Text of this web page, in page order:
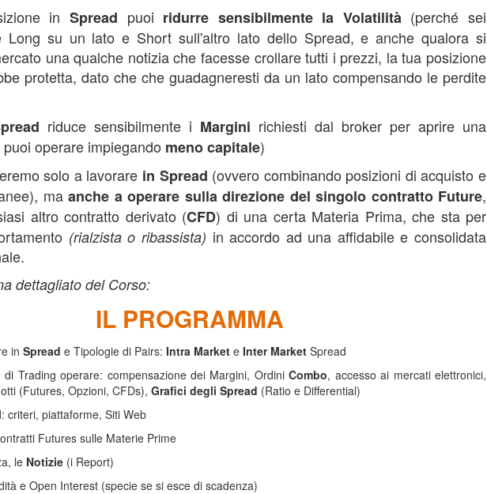
in Spread puoi ridurre sensibilmente la Volatilità (perché sei
Long su un lato e Short sull'altro lato dello Spread, e anche qualora si
una qualche notizia che facesse crollare tutti i prezzi, la tua posizione
protetta, dato che che guadagneresti da un lato compensando le perdite
riduce sensibilmente i Margini richiesti dal broker per aprire una
operare impiegando meno capitale)
solo a lavorare in Spread (ovvero combinando posizioni di acquisto e
ma anche a operare sulla direzione del singolo contratto Future,
altro contratto derivato (CFD) di una certa Materia Prima, che sta per
(rialzista o ribassista) in accordo ad una affidabile e consolidata
dettagliato del Corso:
IL PROGRAMMA
in Spread e Tipologie di Pairs: Intra Market e Inter Market Spread
di Trading operare: compensazione dei Margini, OrdiniCombo, accesso ai mercati elettronici,
(Futures, Opzioni, CFDs), Grafici degli Spread (Ratio e Differential)
criteri, piattaforme, Siti Web
Futures sulle Materie Prime
le Notizie (i Report)
e Open Interest (specie se si esce di scadenza)